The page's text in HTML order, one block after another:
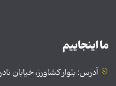
ما اینجاییم
آدرس: بلوار کشاورز،